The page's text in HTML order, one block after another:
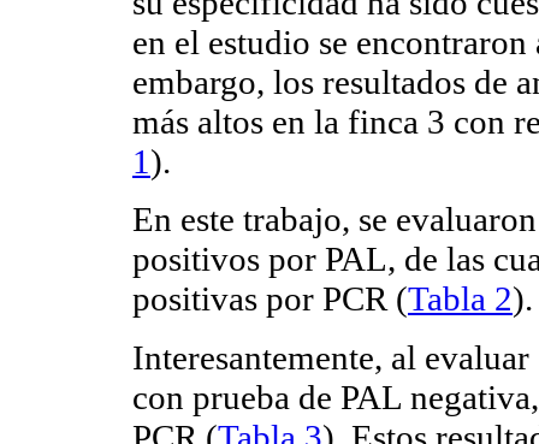
en el estudio se
embargo, los resultados de
más altos en la finca 3 con
1 ).
En este trabajo, se
positivos por PAL, de las
positivas por PCR (Tabla 2).
Interesantemente, al
con prueba de PAL
PCR (Tabla 3). Estos